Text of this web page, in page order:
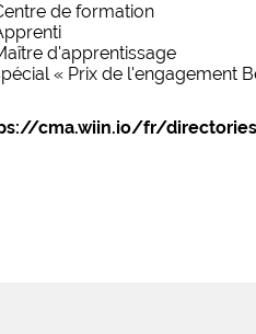
de formation
d'apprentissage
« Prix de l'engagement
cma.wiin.io/fr/